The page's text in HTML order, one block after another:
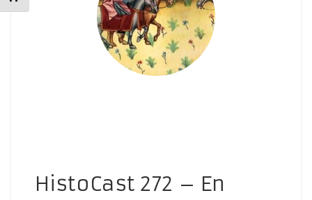
HistoCast 272 – En